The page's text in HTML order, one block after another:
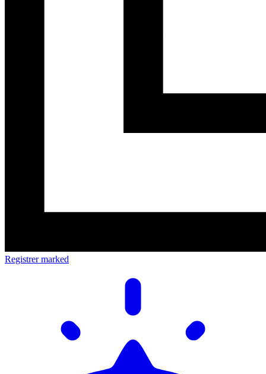
Registrer marked